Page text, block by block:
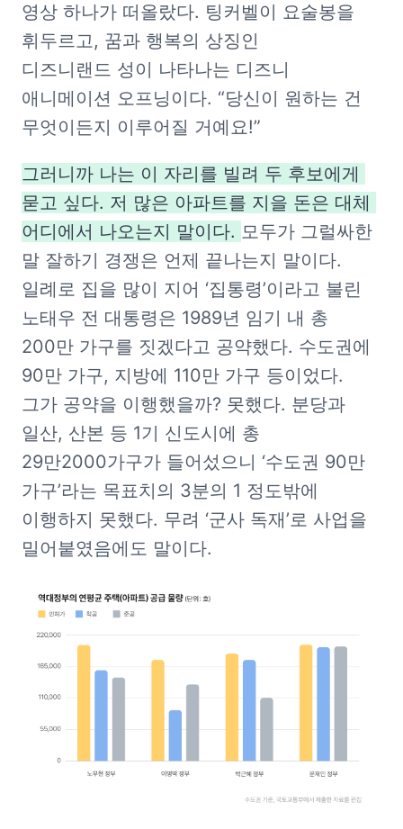
영상 하나가 떠올랐다. 팅커벨이 요술봉을
휘두르고, 꿈과 행복의 상징인
디즈니랜드 성이 나타나는 디즈니
애니메이션 오프닝이다. “당신이 원하는 건
무엇이든지 이루어질 거예요!”
그러니까 나는 이 자리를 빌려 두 후보에게
묻고 싶다. 저 많은 아파트를 지을 돈은 대체
어디에서 나오는지 말이다. 모두가 그럴싸한
말 잘하기 경쟁은 언제 끝나는지 말이다.
일례로 집을 많이 지어 ‘집통령’이라고 불린
노태우 전 대통령은 1989년 임기 내 총
200만 가구를 짓겠다고 공약했다. 수도권에
90만 가구, 지방에 110만 가구 등이었다.
그가 공약을 이행했을까? 못했다. 분당과
일산, 산본 등 1기 신도시에 총
29만2000가구가 들어섰으니 ‘수도권 90만
가구’라는 목표치의 3분의 1 정도밖에
이행하지 못했다. 무려 ‘군사 독재’로 사업을
밀어붙였음에도 말이다.